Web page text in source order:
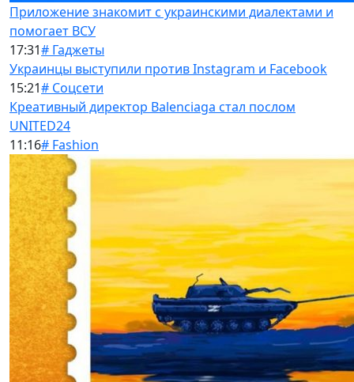
Приложение знакомит с украинскими диалектами и
помогает ВСУ
17:31# Гаджеты
Украинцы выступили против Instagram и Facebook
15:21# Соцсети
Креативный директор Balenciaga стал послом
UNITED24
11:16# Fashion